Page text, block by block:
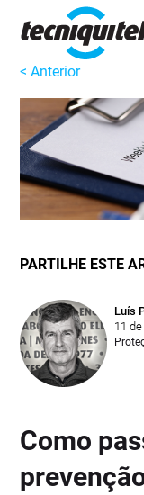
< Anterior
PARTILHE ESTE
Luís
11
Como